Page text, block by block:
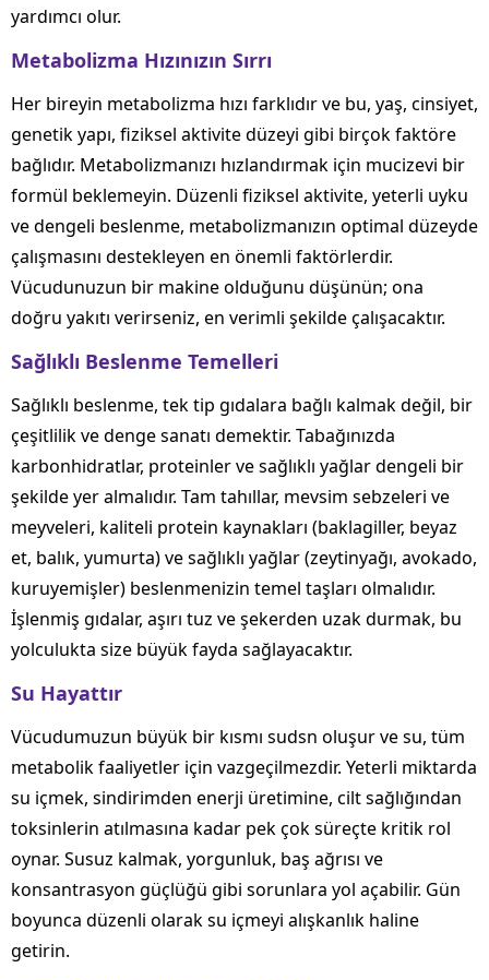
yardımcı olur.
Metabolizma Hızınızın Sırrı
Her bireyin metabolizma hızı farklıdır ve bu, yaş, cinsiyet,
genetik yapı, fiziksel aktivite düzeyi gibi birçok faktöre
bağlıdır. Metabolizmanızı hızlandırmak için mucizevi bir
formül beklemeyin. Düzenli fiziksel aktivite, yeterli uyku
ve dengeli beslenme, metabolizmanızın optimal düzeyde
çalışmasını destekleyen en önemli faktörlerdir.
Vücudunuzun bir makine olduğunu düşünün; ona
doğru yakıtı verirseniz, en verimli şekilde çalışacaktır.
Sağlıklı Beslenme Temelleri
Sağlıklı beslenme, tek tip gıdalara bağlı kalmak değil, bir
çeşitlilik ve denge sanatı demektir. Tabağınızda
karbonhidratlar, proteinler ve sağlıklı yağlar dengeli bir
şekilde yer almalıdır. Tam tahıllar, mevsim sebzeleri ve
meyveleri, kaliteli protein kaynakları (baklagiller, beyaz
et, balık, yumurta) ve sağlıklı yağlar (zeytinyağı, avokado,
kuruyemişler) beslenmenizin temel taşları olmalıdır.
İşlenmiş gıdalar, aşırı tuz ve şekerden uzak durmak, bu
yolculukta size büyük fayda sağlayacaktır.
Su Hayattır
Vücudumuzun büyük bir kısmı sudsn oluşur ve su, tüm
metabolik faaliyetler için vazgeçilmezdir. Yeterli miktarda
su içmek, sindirimden enerji üretimine, cilt sağlığından
toksinlerin atılmasına kadar pek çok süreçte kritik rol
oynar. Susuz kalmak, yorgunluk, baş ağrısı ve
konsantrasyon güçlüğü gibi sorunlara yol açabilir. Gün
boyunca düzenli olarak su içmeyi alışkanlık haline
getirin.